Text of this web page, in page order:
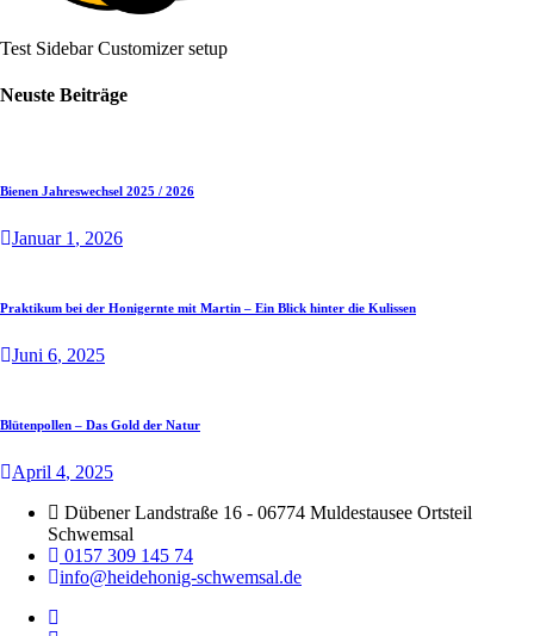
Test Sidebar Customizer setup
Neuste Beiträge
Bienen Jahreswechsel 2025 / 2026
Januar 1 , 2026
Praktikum bei der Honigernte mit Martin – Ein Blick hinter die Kulissen
Juni 6, 2025
Blütenpollen – Das Gold der Natur
April 4, 2025
Dübener Landstraße 16 - 06774 Muldestausee Ortsteil
Schwemsal
0157 309 145 74
info@heidehonig-schwemsal.de